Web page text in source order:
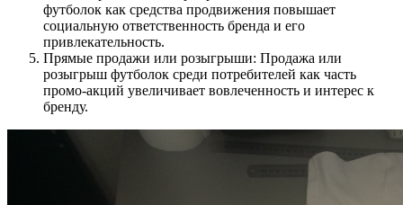
футболок как средства продвижения повышает
социальную ответственность бренда и его
привлекательность.
Прямые продажи или розыгрыши: Продажа или
розыгрыш футболок среди потребителей как часть
промо-акций увеличивает вовлеченность и интерес к
бренду.